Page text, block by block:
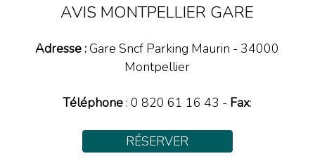
AVIS MONTPELLIER GARE
Adresse :Gare Sncf Parking Maurin - 34000
Montpellier
Téléphone :0 820 61 16 43 - Fax:
RÉSERVER